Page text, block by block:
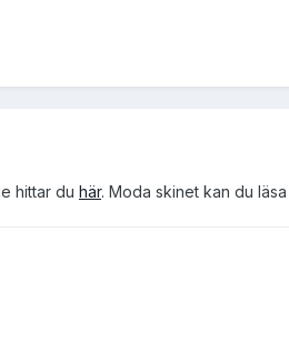
hittar du här. Moda skinet kan du